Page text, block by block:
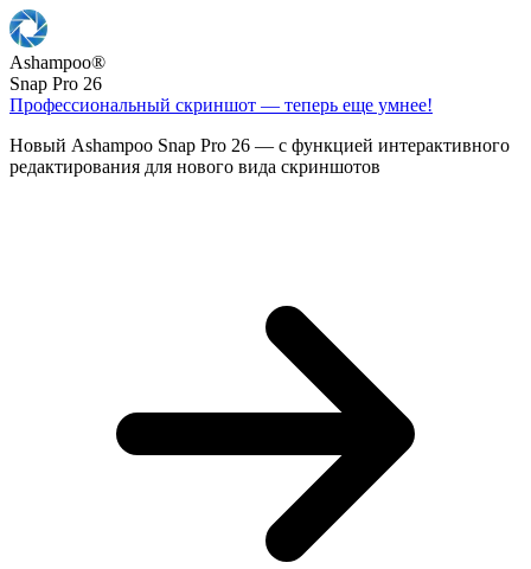
Ashampoo®
Snap Pro 26
Профессиональный скриншот — теперь еще умнее!
Новый Ashampoo Snap Pro 26 — с функцией интерактивного
редактирования для нового вида скриншотов